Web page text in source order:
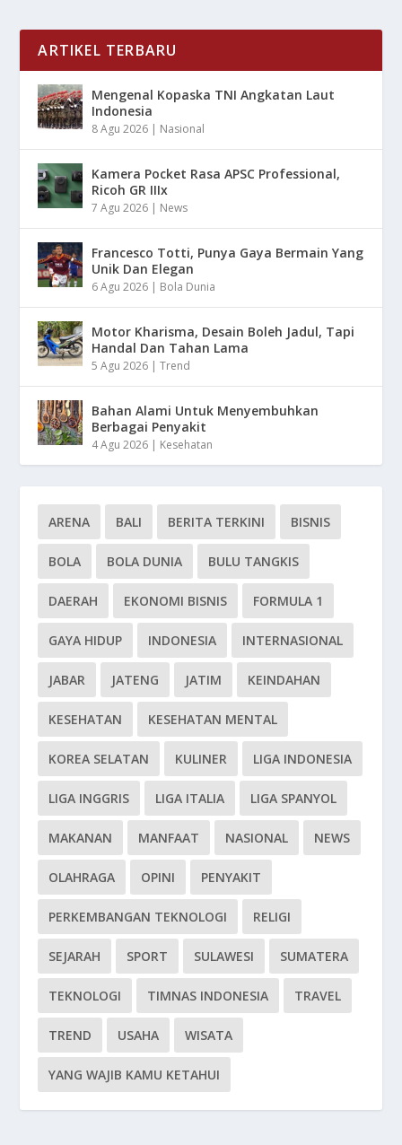
ARTIKEL TERBARU
Mengenal Kopaska TNI Angkatan Laut
Indonesia
8 Agu 2026 | Nasional
Kamera Pocket Rasa APSC Professional,
Ricoh GR IIIx
7 Agu 2026 | News
Francesco Totti, Punya Gaya Bermain Yang
Unik Dan Elegan
6 Agu 2026 | Bola Dunia
Motor Kharisma, Desain Boleh Jadul, Tapi
Handal Dan Tahan Lama
5 Agu 2026 |Trend
Bahan Alami Untuk Menyembuhkan
Berbagai Penyakit
4 Agu 2026 | Kesehatan
ARENA BALI BERITA TERKINI BISNIS
BOLA BOLA DUNIA BULU TANGKIS
DAERAH EKONOMI BISNIS FORMULA 1
GAYA HIDUP INDONESIA INTERNASIONAL
JABAR JATENG JATIM KEINDAHAN
KESEHATAN KESEHATAN MENTAL
KOREA SELATAN KULINER LIGA INDONESIA
LIGA INGGRIS LIGA ITALIA LIGA SPANYOL
MAKANAN MANFAAT NASIONAL NEWS
OLAHRAGA OPINI PENYAKIT
PERKEMBANGAN TEKNOLOGI RELIGI
SEJARAH SPORT SULAWESI SUMATERA
TEKNOLOGI TIMNAS INDONESIA TRAVEL
TREND USAHA WISATA
YANG WAJIB KAMU KETAHUI